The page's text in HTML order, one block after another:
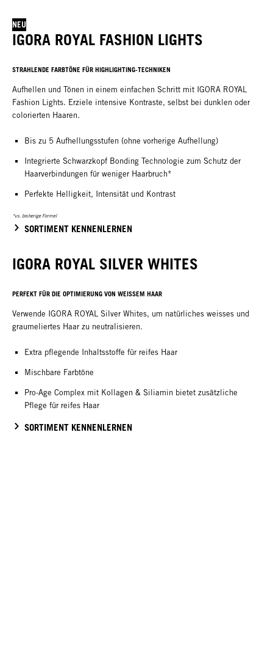
NEU
IGORA ROYAL FASHION LIGHTS
STRAHLENDE FARBTÖNE FÜR HIGHLIGHTING-TECHNIKEN
Aufhellen und Tönen in einem einfachen Schritt mit IGORA ROYAL
Fashion Lights. Erziele intensive Kontraste, selbst bei dunklen oder
colorierten Haaren.
Bis zu 5 Aufhellungsstufen (ohne vorherige Aufhellung)
Integrierte Schwarzkopf Bonding Technologie zum Schutz der
Haarverbindungen für weniger Haarbruch*
Perfekte Helligkeit, Intensität und Kontrast
*vs. bisherige Formel
SORTIMENT KENNENLERNEN
IGORA ROYAL SILVER WHITES
PERFEKT FÜR DIE OPTIMIERUNG VON WEISSEM HAAR
Verwende IGORA ROYAL Silver Whites, um natürliches weisses und
graumeliertes Haar zu neutralisieren.
Extra pflegende Inhaltsstoffe für reifes Haar
Mischbare Farbtöne
Pro-Age Complex mit Kollagen & Siliamin bietet zusätzliche
Pflege für reifes Haar
SORTIMENT KENNENLERNEN